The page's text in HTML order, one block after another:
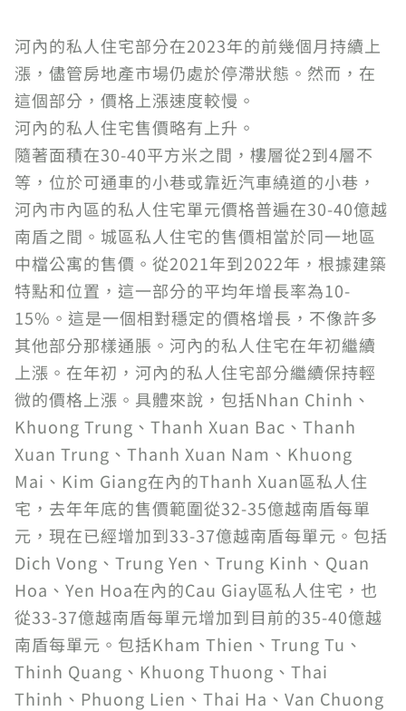
河內的私人住宅部分在2023年的前幾個月持續上
漲，儘管房地產市場仍處於停滯狀態。然而，在
這個部分，價格上漲速度較慢。
河內的私人住宅售價略有上升。
隨著面積在30-40平方米之間，樓層從2到4層不
等，位於可通車的小巷或靠近汽車繞道的小巷，
河內市內區的私人住宅單元價格普遍在30-40億越
南盾之間。城區私人住宅的售價相當於同一地區
中檔公寓的售價。從2021年到2022年，根據建築
特點和位置，這一部分的平均年增長率為10-
15%。這是一個相對穩定的價格增長，不像許多
其他部分那樣通脹。河內的私人住宅在年初繼續
上漲。在年初，河內的私人住宅部分繼續保持輕
微的價格上漲。具體來說，包括Nhan Chinh、
Khuong Trung、Thanh Xuan Bac、Thanh
Xuan Trung、Thanh Xuan Nam、Khuong
Mai、Kim Giang在內的Thanh Xuan區私人住
宅，去年年底的售價範圍從32-35億越南盾每單
元，現在已經增加到33-37億越南盾每單元。包括
Dich Vong、Trung Yen、Trung Kinh、Quan
Hoa、Yen Hoa在內的Cau Giay區私人住宅，也
從33-37億越南盾每單元增加到目前的35-40億越
南盾每單元。包括Kham Thien、Trung Tu、
Thinh Quang、Khuong Thuong、Thai
Thinh、Phuong Lien、Thai Ha、Van Chuong